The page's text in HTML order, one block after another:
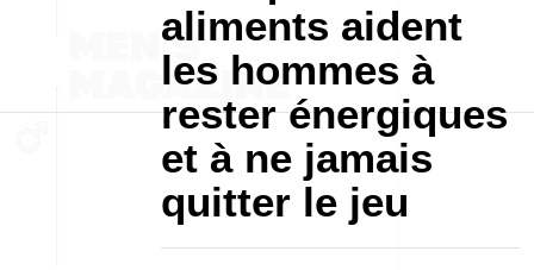
aliments aident
les hommes à
rester énergiques
et à ne jamais
quitter le jeu